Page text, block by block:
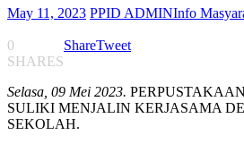
May 11, 2023 PPID ADMINInfo
0
SHARES
ShareTweet
Selasa, 09 Mei 2023.
SULIKI MENJALIN KERJASAMA
SEKOLAH.